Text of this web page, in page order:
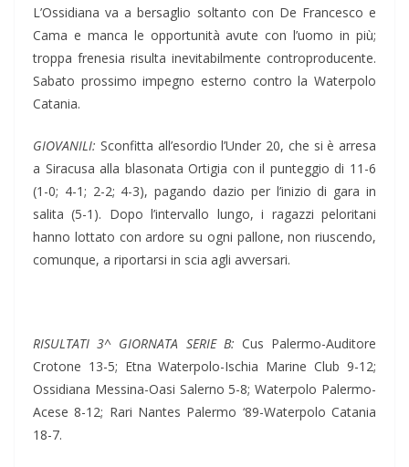
L’Ossidiana va a bersaglio soltanto con De Francesco e
Cama e manca le opportunità avute con l’uomo in più;
troppa frenesia risulta inevitabilmente controproducente.
Sabato prossimo impegno esterno contro la Waterpolo
Catania.
GIOVANILI: Sconfitta all’esordio l’Under 20, che si è arresa
a Siracusa alla blasonata Ortigia con il punteggio di 11-6
(1-0; 4-1; 2-2; 4-3), pagando dazio per l’inizio di gara in
salita (5-1). Dopo l’intervallo lungo, i ragazzi peloritani
hanno lottato con ardore su ogni pallone, non riuscendo,
comunque, a riportarsi in scia agli avversari.
RISULTATI 3^ GIORNATA SERIE B: Cus Palermo-Auditore
Crotone 13-5; Etna Waterpolo-Ischia Marine Club 9-12;
Ossidiana Messina-Oasi Salerno 5-8; Waterpolo Palermo-
Acese 8-12; Rari Nantes Palermo ‘89-Waterpolo Catania
18-7.